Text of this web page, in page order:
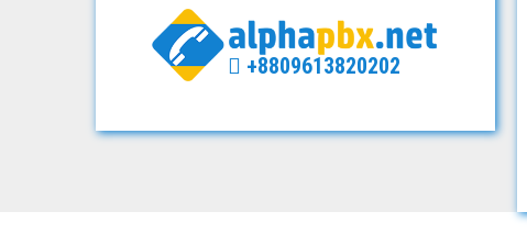
+8809613820202